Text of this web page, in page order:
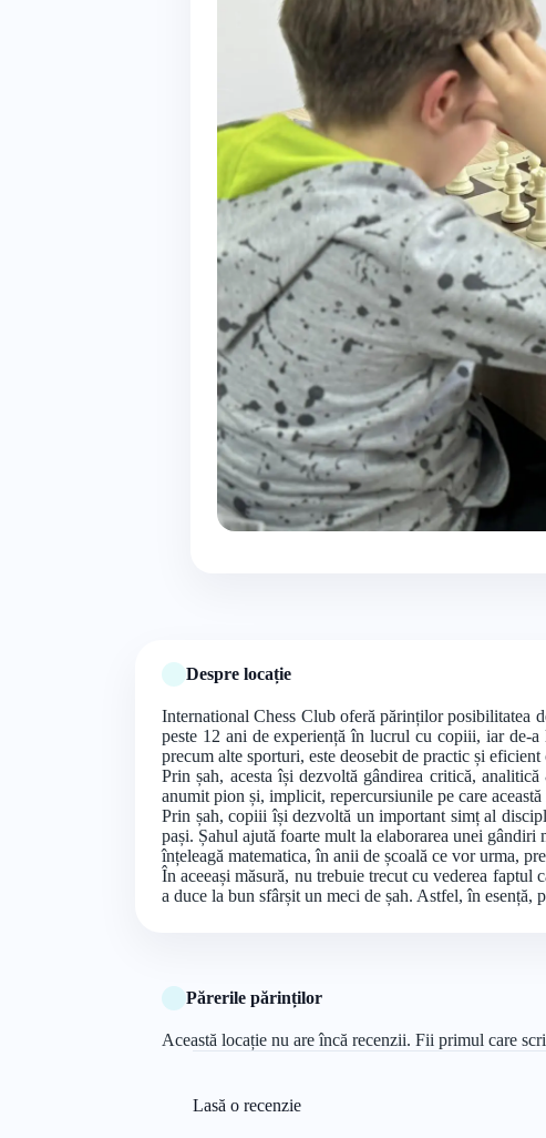
Despre locație
International Chess Club oferă părinților posibilitatea
peste 12 ani de experiență în lucrul cu copiii, iar de-
precum alte sporturi, este deosebit de practic și
Prin șah, acesta își dezvoltă gândirea critică,
anumit pion și, implicit, repercursiunile pe care această
Prin șah, copiii își dezvoltă un important simț al
pași. Șahul ajută foarte mult la elaborarea unei
înțeleagă matematica, în anii de școală ce vor urma,
În aceeași măsură, nu trebuie trecut cu vederea
a duce la bun sfârșit un meci de șah. Astfel, în
Părerile părinților
Această locație nu are încă recenzii. Fii primul care
Lasă o recenzie